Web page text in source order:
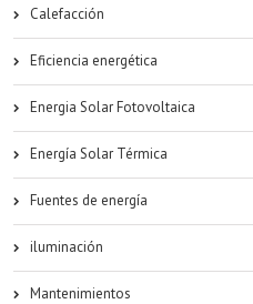
Calefacción
Eficiencia energética
Energia Solar Fotovoltaica
Energía Solar Térmica
Fuentes de energía
iluminación
Mantenimientos